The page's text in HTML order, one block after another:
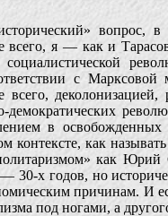
всего, я — как и
с
всего,
демократических
в освобожденных
контексте, как
как Юрий
30-х годов, но
причинам. И
под ногами, а